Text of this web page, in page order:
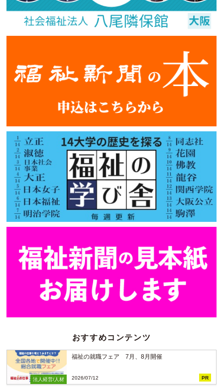
おすすめコンテンツ
法人経営/人材
福祉の就職フェア 7月、8月開催
2026/07/12 PR